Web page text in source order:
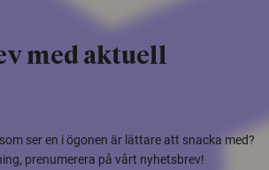
med aktuell
ser en i ögonen är lättare att snacka med?
prenumerera på vårt nyhetsbrev!